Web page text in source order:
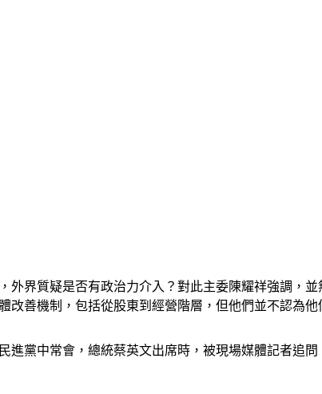
外界質疑是否有政治力介入？對此主委陳耀祥強調，
改善機制，包括從股東到經營階層，但他們並不認為
進黨中常會，總統蔡英文出席時，被現場媒體記者追